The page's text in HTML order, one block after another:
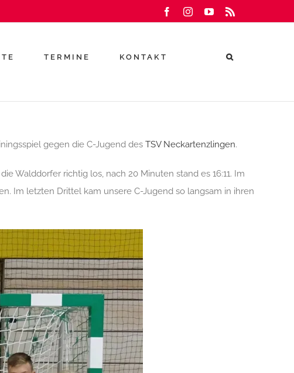
FacebookInstagramYouTube
TERMINE KONTAKT
gegen die C-Jugend des TSV Neckartenzlingen.
Walddorfer richtig los, nach 20 Minuten stand es 16:11. Im
Im letzten Drittel kam unsere C-Jugend so langsam in ihren